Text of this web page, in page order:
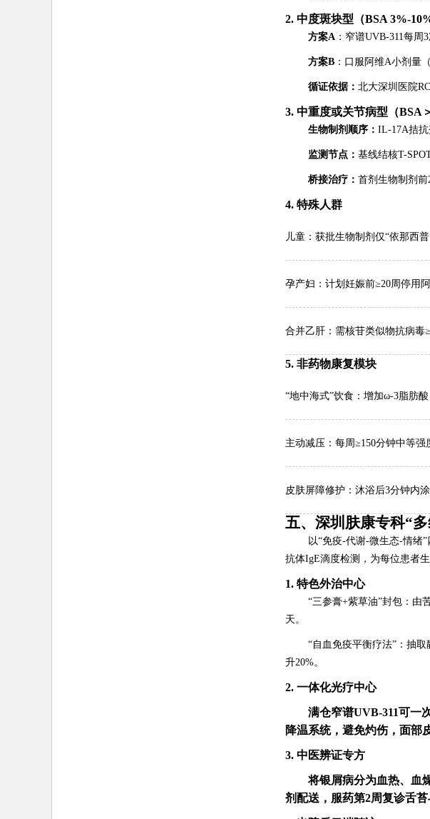
2. 中度斑块型（BSA 3%-
方案A ：窄谱UVB-311每周
方案B ：口服阿维A小剂量
循证依据： 北大深圳医院
3. 中重度或关节病型（BSA
生物制剂顺序： IL-17A拮
监测节点： 基线结核T-
桥接治疗： 首剂生物制剂前
4. 特殊人群
儿童：获批生物制剂仅“依那西
孕产妇：计划妊娠前≥20周停用
合并乙肝：需核苷类似物抗病毒
5. 非药物康复模块
“地中海式”饮食：增加ω-3脂肪
主动减压：每周≥150分钟中等强
皮肤屏障修护：沐浴后3分钟内
五、深圳肤康专科“
以“免疫-代谢-微生态-情绪
抗体IgE滴度检测，为每位患者生
1. 特色外治中心
“三参膏+紫草油”封包：由
天。
“自血免疫平衡疗法”：抽
升20%。
2. 一体化光疗中心
满仓窄谱UVB-311可一
降温系统，避免灼伤，面部
3. 中医辨证专方
将银屑病分为血热、血
剂配送，服药第2周复诊舌苔